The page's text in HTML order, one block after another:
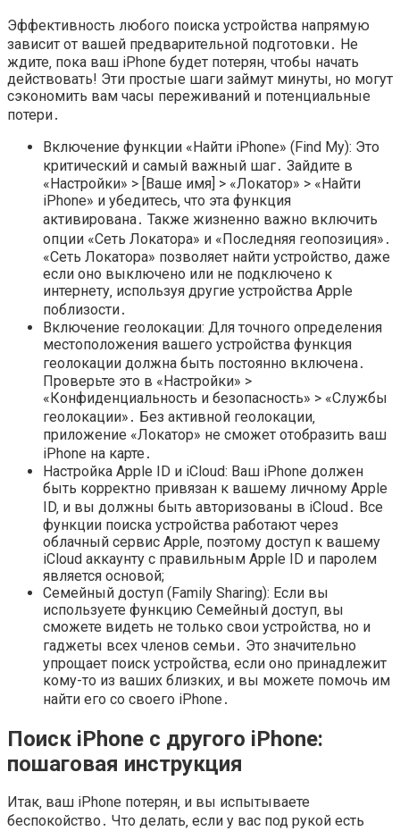
Эффективность любого поиска устройства напрямую
зависит от вашей предварительной подготовки․ Не
ждите‚ пока ваш iPhone будет потерян‚ чтобы начать
действовать! Эти простые шаги займут минуты‚ но могут
сэкономить вам часы переживаний и потенциальные
потери․
Включение функции «Найти iPhone» (Find My): Это
критический и самый важный шаг․ Зайдите в
«Настройки» > [Ваше имя] > «Локатор» > «Найти
iPhone» и убедитесь‚ что эта функция
активирована․ Также жизненно важно включить
опции «Сеть Локатора» и «Последняя геопозиция»․
«Сеть Локатора» позволяет найти устройство‚ даже
если оно выключено или не подключено к
интернету‚ используя другие устройства Apple
поблизости․
Включение геолокации: Для точного определения
местоположения вашего устройства функция
геолокации должна быть постоянно включена․
Проверьте это в «Настройки» >
«Конфиденциальность и безопасность» > «Службы
геолокации»․ Без активной геолокации‚
приложение «Локатор» не сможет отобразить ваш
iPhone на карте․
Настройка Apple ID и iCloud: Ваш iPhone должен
быть корректно привязан к вашему личному Apple
ID‚ и вы должны быть авторизованы в iCloud․ Все
функции поиска устройства работают через
облачный сервис Apple‚ поэтому доступ к вашему
iCloud аккаунту с правильным Apple ID и паролем
является основой;
Семейный доступ (Family Sharing): Если вы
используете функцию Семейный доступ‚ вы
сможете видеть не только свои устройства‚ но и
гаджеты всех членов семьи․ Это значительно
упрощает поиск устройства‚ если оно принадлежит
кому-то из ваших близких‚ и вы можете помочь им
найти его со своего iPhone․
Поиск iPhone с другого iPhone:
пошаговая инструкция
Итак‚ ваш iPhone потерян‚ и вы испытываете
беспокойство․ Что делать‚ если у вас под рукой есть